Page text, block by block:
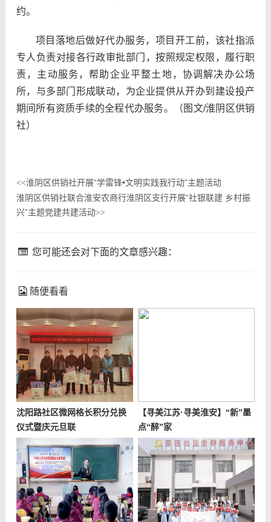
约。
项目落地后做好代办服务，项目开工前，该社指派
专人负责对接各行政审批部门，按照规定权限，履行职
责，主动服务，帮助企业平整土地，协调解决办公场
所，与多部门形成联动，为企业提供从开办到建设投产
期间所有资质手续的全程代办服务。（图文/淮阴区供销
社）
<<淮阴区供销社开展“学雷锋•文明实践我行动”主题活动
淮阴区供销社联合淮安农商行淮阴区支行开展“社银联建 乡村振
兴”主题党建共建活动>>
您可能还会对下面的文章感兴趣：
随便看看
沈阳路社区微网格长积分兑换
仪式暨庆元旦联
【寻美江苏·寻美淮安】“新”墨
点“醉”家